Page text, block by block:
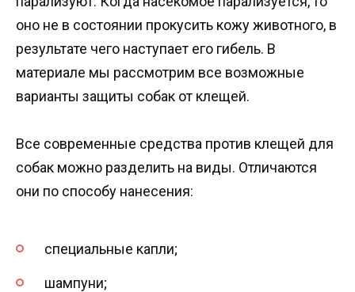
оно не в состоянии прокусить кожу животного, в
результате чего наступает его гибель. В
материале мы рассмотрим все возможные
варианты защиты собак от клещей.
Все современные средства против клещей для
собак можно разделить на виды. Отличаются
они по способу нанесения:
специальные капли;
шампуни;